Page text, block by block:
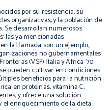
por su resistencia, su
organizativas, y la población de
Se desarrollan numerosos
las ya mencionadas
en la Hamada son un ejemplo,
no gubernamentales
(VSF) Italia y África ’70.
pueden cultivar en condiciones
beneficios para la nutrición
en proteínas, vitamina C,
y ofrece una solución
el enriquecimiento de la dieta.